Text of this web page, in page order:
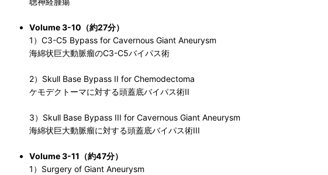
Volume 3-10（約27分）
1）C3-C5 Bypass for Cavernous Giant Aneurysm
海綿状巨大動脈瘤のC3-C5バイパス術
2）Skull Base Bypass II for Chemodectoma
ケモデクトーマに対する頭蓋底バイパス術II
3）Skull Base Bypass III for Cavernous Giant Aneurysm
海綿状巨大動脈瘤に対する頭蓋底バイパス術III
Volume 3-11（約47分）
1）Surgery of Giant Aneurysm